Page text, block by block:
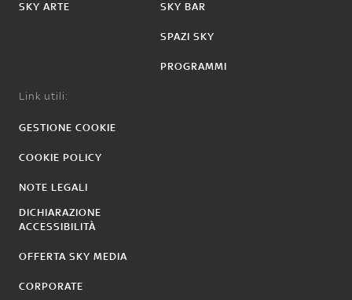
SKY ARTE SKY BAR
SPAZI SKY
PROGRAMMI
Link utili:
GESTIONE COOKIE
COOKIE POLICY
NOTE LEGALI
DICHIARAZIONE
ACCESSIBILITÀ
OFFERTA SKY MEDIA
CORPORATE